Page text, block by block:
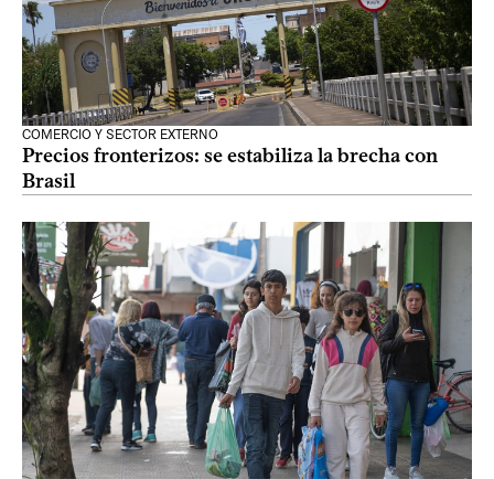
COMERCIO Y SECTOR EXTERNO
Precios fronterizos: se estabiliza la brecha con
Brasil